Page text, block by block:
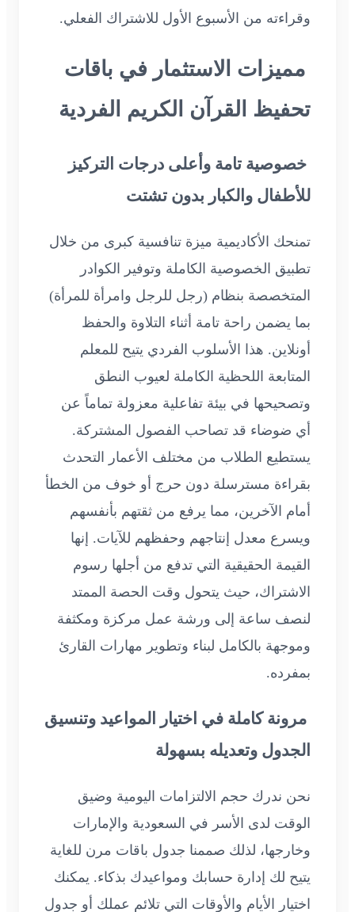
وقراءته من الأسبوع الأول للاشتراك الفعلي.
مميزات الاستثمار في باقات
تحفيظ القرآن الكريم الفردية
خصوصية تامة وأعلى درجات التركيز
للأطفال والكبار بدون تشتت
تمنحك الأكاديمية ميزة تنافسية كبرى من خلال
تطبيق الخصوصية الكاملة وتوفير الكوادر
المتخصصة بنظام (رجل للرجل وامرأة للمرأة)
بما يضمن راحة تامة أثناء التلاوة والحفظ
أونلاين. هذا الأسلوب الفردي يتيح للمعلم
المتابعة اللحظية الكاملة لعيوب النطق
وتصحيحها في بيئة تفاعلية معزولة تماماً عن
أي ضوضاء قد تصاحب الفصول المشتركة.
يستطيع الطلاب من مختلف الأعمار التحدث
بقراءة مسترسلة دون حرج أو خوف من الخطأ
أمام الآخرين، مما يرفع من ثقتهم بأنفسهم
ويسرع معدل إنتاجهم وحفظهم للآيات. إنها
القيمة الحقيقية التي تدفع من أجلها رسوم
الاشتراك، حيث يتحول وقت الحصة الممتد
لنصف ساعة إلى ورشة عمل مركزة ومكثفة
وموجهة بالكامل لبناء وتطوير مهارات القارئ
بمفرده.
مرونة كاملة في اختيار المواعيد وتنسيق
الجدول وتعديله بسهولة
نحن ندرك حجم الالتزامات اليومية وضيق
الوقت لدى الأسر في السعودية والإمارات
وخارجها، لذلك صممنا جدول باقات مرن للغاية
يتيح لك إدارة حسابك ومواعيدك بذكاء. يمكنك
اختيار الأيام والأوقات التي تلائم عملك أو جدول